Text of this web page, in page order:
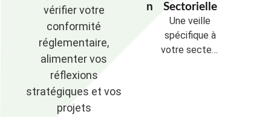
vérifier votre
conformité
réglementaire,
alimenter vos
réflexions
stratégiques et vos
projets
plus près
enjeux
Réglementation
« emballage &
alimentaire »,
« emballage &
environnement »
Sectorielle
Une veille
spécifique à
votre secteur